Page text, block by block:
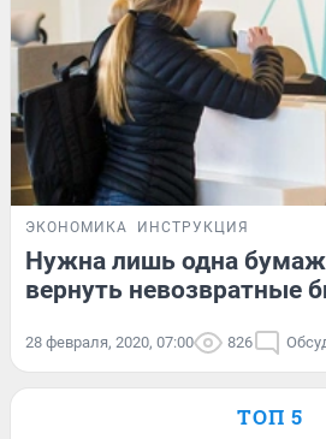
ЭКОНОМИКА ИНСТРУКЦИЯ
Нужна лишь одна
вернуть невозвратные
28 февраля, 2020, 07:00 826
ТОП 5